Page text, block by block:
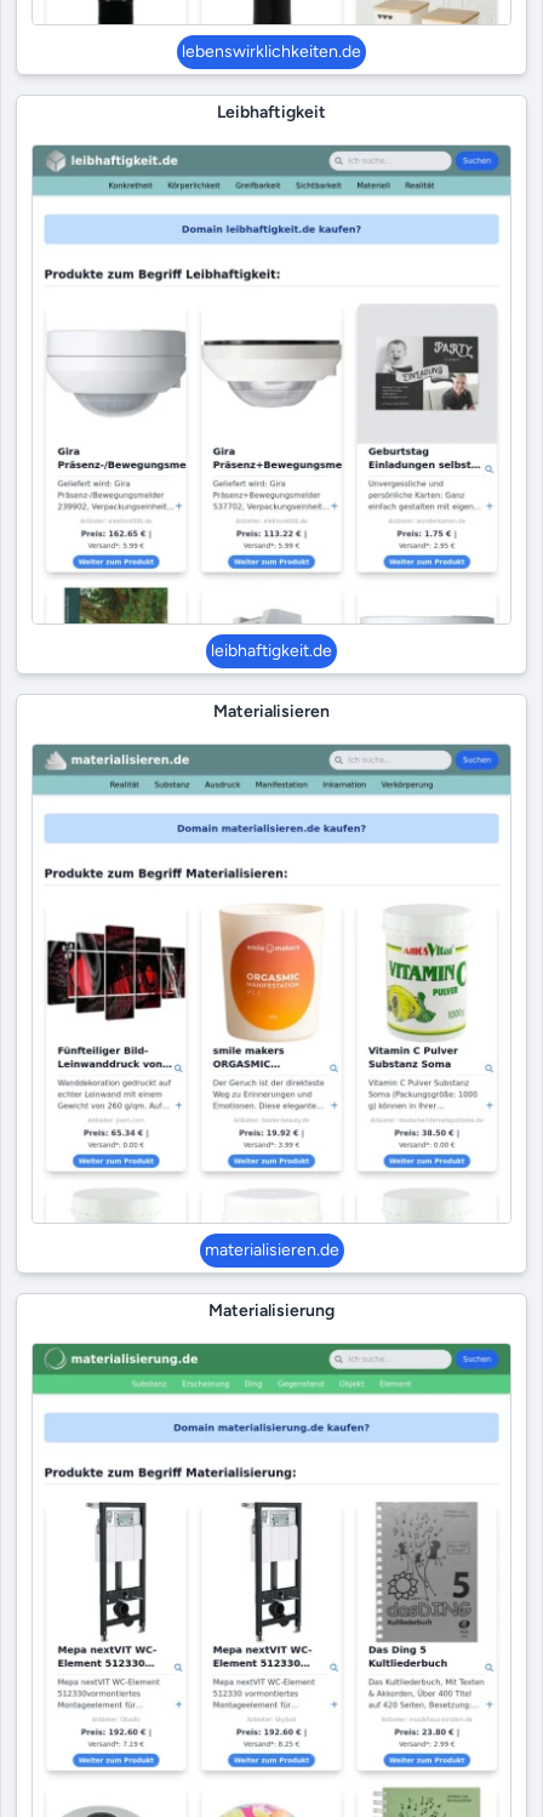
lebenswirklichkeiten.de
Leibhaftigkeit
leibhaftigkeit.de
Materialisieren
materialisieren.de
Materialisierung